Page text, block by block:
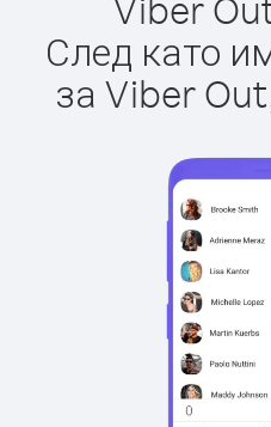
След като
за Viber